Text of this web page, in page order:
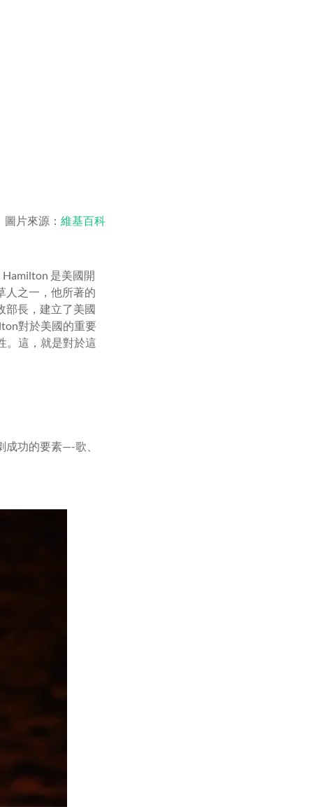
片來源： 維基百科
是美國開
人之一，他所著的
部長，建立了美國
對於美國的重要
。這，就是對於這
功的要素—-歌、